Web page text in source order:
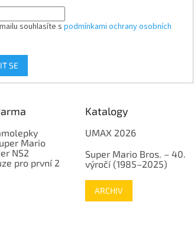
souhlasíte spodmínkami ochrany osobních
SE
Mario
NS2
pro první 2
Katalogy
UMAX 2026
Super Mario Bros. – 40.
výročí (1985–2025)
ARCHIV